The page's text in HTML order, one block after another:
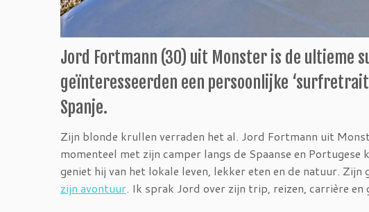
Jord Fortmann (30) uit Monster is de ultieme
geïnteresseerden een persoonlijke
Spanje.
Zijn blonde krullen verraden het al. Jord Fortmann uit
momenteel met zijn camper langs de Spaanse en
geniet hij van het lokale leven, lekker eten en de natuur.
zijn avontuur. Ik sprak Jord over zijn trip, reizen, carrière en